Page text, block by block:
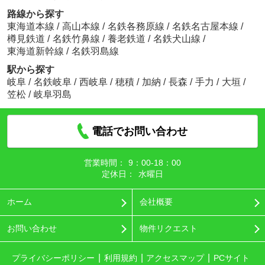
路線から探す
東海道本線 / 高山本線 / 名鉄各務原線 / 名鉄名古屋本線 /
樽見鉄道 / 名鉄竹鼻線 / 養老鉄道 / 名鉄犬山線 /
東海道新幹線 / 名鉄羽島線
駅から探す
岐阜 / 名鉄岐阜 / 西岐阜 / 穂積 / 加納 / 長森 / 手力 / 大垣 /
笠松 / 岐阜羽島
電話でお問い合わせ
営業時間：
9：00‐18：00
定休日：
水曜日
ホーム 会社概要
お問い合わせ 物件リクエスト
プライバシーポリシー 利用規約 アクセスマップ PCサイト